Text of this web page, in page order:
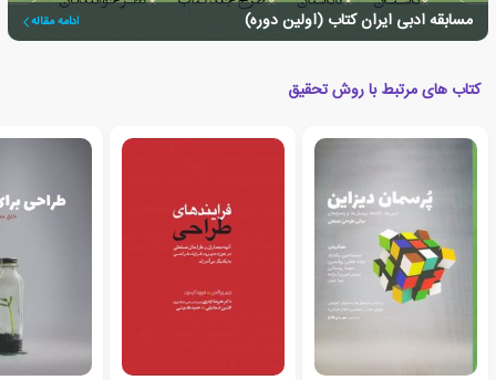
مسابقه ادبی ایران کتاب (اولین دوره) ادامه مقاله
کتاب های مرتبط با روش تحقیق